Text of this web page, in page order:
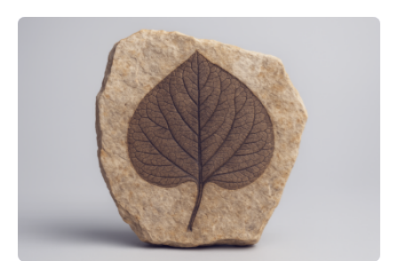
der Ruhr-Universität Bochum um Prof. Dr. Ralf Erdmann
und Dr. Ismaila Francis Yusuf hat nun einen bislang
unbekannten Qualitätskontrollmechanismus des
peroxisomalen Proteintransports in der Bäckerhefe
Saccharomyces cerevisiae entdeckt, der für die
Funktionsfähigkeit der Organellen entscheidend ist. Die
Studie wurde am 28. Oktober 2025 in der
Fachzeitschrift…